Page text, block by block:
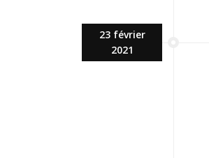
23 février
2021